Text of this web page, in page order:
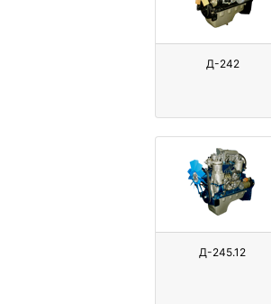
Д-242
Д-245.12